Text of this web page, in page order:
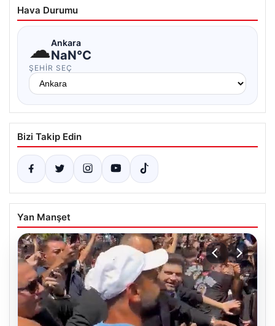
Hava Durumu
☁Ankara
NaN°C
ŞEHIR SEÇ
Bizi Takip Edin
Yan Manşet